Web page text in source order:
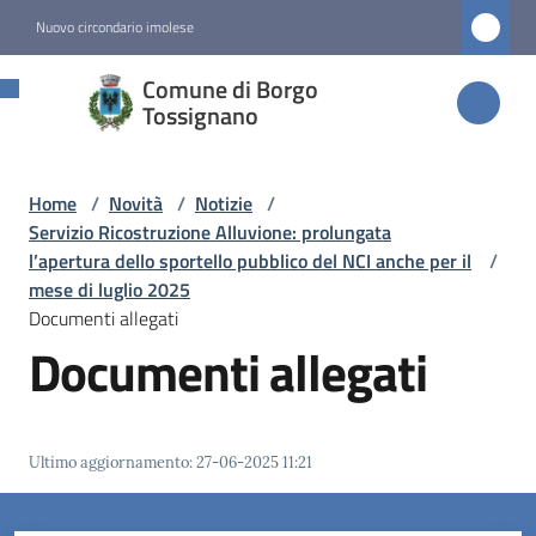
Nuovo circondario imolese
Comune di Borgo
Tossignano
Comune di
Borgo
Amministrazione
Novità
Menu selezionato
Home / Novità / Notizie /
Servizio Ricostruzione Alluvione: prolungata
l’apertura dello sportello pubblico del NCI anche per il
mese di luglio 2025
/
Documenti allegati
Documenti allegati
Ultimo aggiornamento:27-06-2025 11:21